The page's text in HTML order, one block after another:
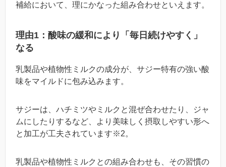
補給において、理にかなった組み合わせといえます。
理由1：酸味の緩和により「毎日続けやすく」
なる
乳製品や植物性ミルクの成分が、サジー特有の強い酸
味をマイルドに包み込みます。
サジーは、ハチミツやミルクと混ぜ合わせたり、ジャ
ムにしたりするなど、より美味しく摂取しやすい形へ
と加工が工夫されています※2。
乳製品や植物性ミルクとの組み合わせも、その習慣の